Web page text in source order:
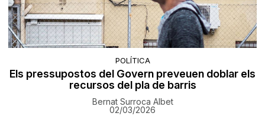
POLÍTICA
Els pressupostos del Govern preveuen doblar els
recursos del pla de barris
Bernat Surroca Albet
02/03/2026